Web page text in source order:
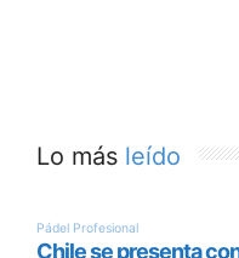
Lo más leído